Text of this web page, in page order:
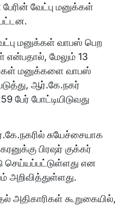
வேட்பு மனுக்கள்
மனுக்கள் வாபஸ் பெற
என்பதால், மேலும் 13
மனுக்களை வாபஸ்
ஆர்.கே.நகர்
பேர் போட்டியிடுவது
சுயேச்சையாக
பிரஷர் குக்கர்
செய்யப்பட்டுள்ளது என
அதிகாரிகள் கூறுகையில்,